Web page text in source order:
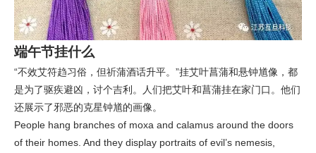
端午节挂什么
“不效艾符趋习俗，但祈蒲酒话升平。”挂艾叶菖蒲和悬钟馗像，都
是为了驱疾避凶，讨个吉利。人们把艾叶和菖蒲挂在家门口。他们
还展示了邪恶的克星钟馗的画像。
People hang branches of moxa and calamus around the doors
of their homes. And they display portraits of evil’s nemesis,